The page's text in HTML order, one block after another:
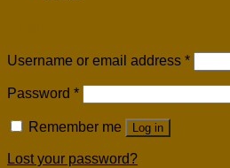
Username or email address *
Password *
Remember me Log in
Lost your password?